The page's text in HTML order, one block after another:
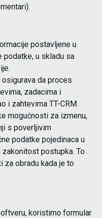
postavljene u
podatke, u skladu sa
da proces
zadacima i
i zahtevima TT-CRM.
mogućnosti za izmenu,
s poverljivim
podatke pojedinaca u
zakonitost postupka. To
za obradu kada je to
koristimo formular